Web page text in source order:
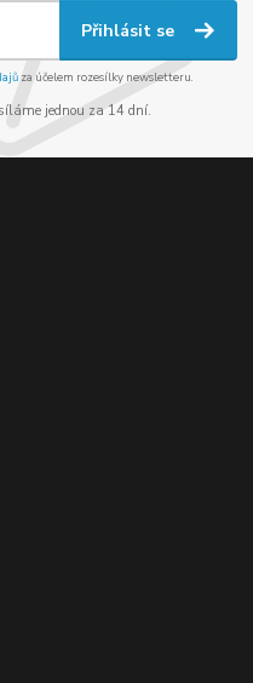
Přihlásit se
za účelem rozesílky newsletteru.
jednou za 14 dní.